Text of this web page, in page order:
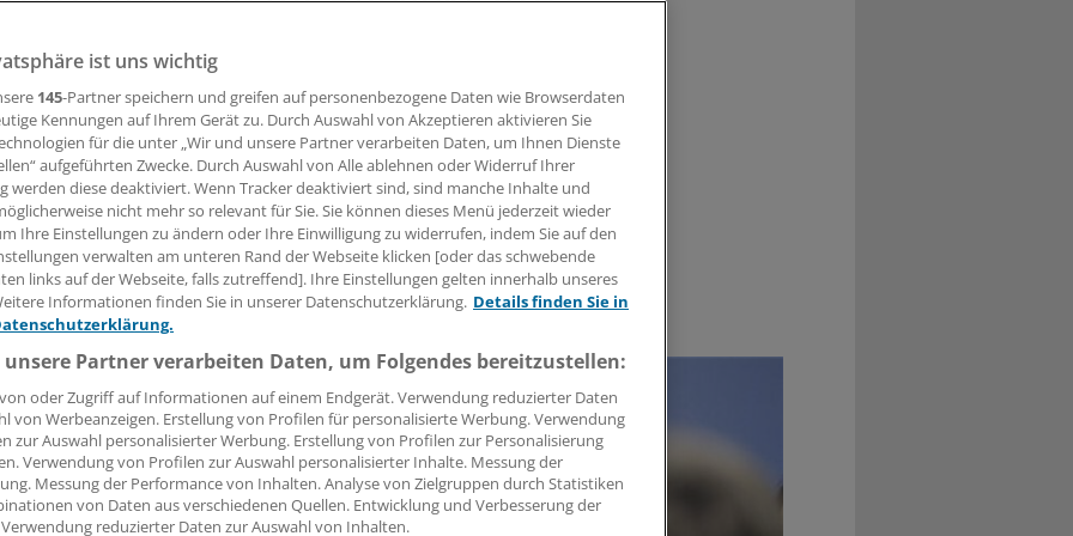
ist zurück auf der politischen Agenda – die Diskussion
Chef Beier betont, Pflege müsse mehr dürfen.
er vor Parallelstrukturen.
05:00 Uhr
0
ist uns wichtig
145-Partner speichern und greifen auf personenbezogene Daten wie Browserdaten
Kennungen auf Ihrem Gerät zu. Durch Auswahl von Akzeptieren aktivieren Sie
für die unter „Wir und unsere Partner verarbeiten Daten, um Ihnen Dienste
aufgeführten Zwecke. Durch Auswahl von Alle ablehnen oder Widerruf Ihrer
werden diese deaktiviert. Wenn Tracker deaktiviert sind, sind manche Inhalte und
nicht mehr so relevant für Sie. Sie können dieses Menü jederzeit wieder
Ihre Einstellungen zu ändern oder Ihre Einwilligung zu widerrufen, indem Sie auf den
verwalten am unteren Rand der Webseite klicken [oder das schwebende
links auf der Webseite, falls zutreffend]. Ihre Einstellungen gelten innerhalb unseres
Informationen finden Sie in unserer Datenschutzerklärung. Details finden Sie in
Partner verarbeiten Daten, um Folgendes bereitzustellen:
oder Zugriff auf Informationen auf einem Endgerät. Verwendung reduzierter Daten
von Werbeanzeigen. Erstellung von Profilen für personalisierte Werbung. Verwendung
zur Auswahl personalisierter Werbung. Erstellung von Profilen zur Personalisierung
Verwendung von Profilen zur Auswahl personalisierter Inhalte. Messung der
Messung der Performance von Inhalten. Analyse von Zielgruppen durch Statistiken
von Daten aus verschiedenen Quellen. Entwicklung und Verbesserung der
reduzierter Daten zur Auswahl von Inhalten.